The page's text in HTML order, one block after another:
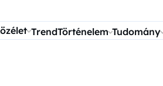
TrendTörténelem Tudomány